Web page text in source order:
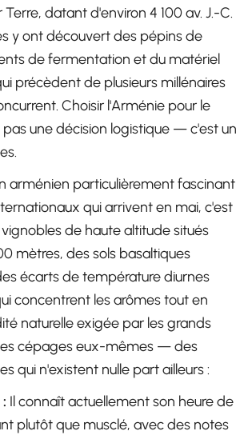
datant d'environ 4 100 av. J.-C.
y ont découvert des pépins de
de fermentation et du matériel
précèdent de plusieurs millénaires
Choisir l'Arménie pour le
une décision logistique — c'est un
arménien particulièrement fascinant
qui arrivent en mai, c'est
de haute altitude situés
mètres, des sols basaltiques
écarts de température diurnes
concentrent les arômes tout en
naturelle exigée par les grands
les cépages eux-mêmes — des
qui n'existent nulle part ailleurs :
Il connaît actuellement son heure de
plutôt que musclé, avec des notes